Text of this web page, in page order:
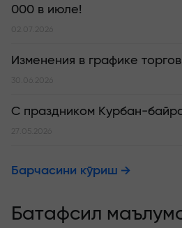
000 в июле!
02.07.2026
Изменения в графике
30.06.2026
С праздником Курбан-
27.05.2026
Барчасини кўриш
Батафсил